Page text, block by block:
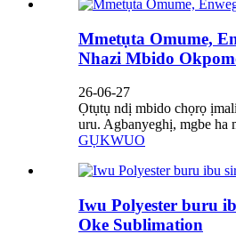
Mmetụta Omume,
Nhazi Mbido
26-06-27
Ọtụtụ ndị mbido chọrọ
uru. Agbanyeghị, mgbe ha
GỤKWUO
Iwu Polyester buru
Oke Sublimation